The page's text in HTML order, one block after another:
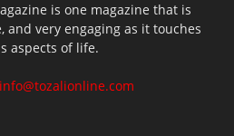
is one magazine that is
and very engaging as it touches
aspects of life.
info@tozalionline.com